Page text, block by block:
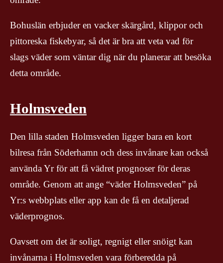
Bohuslän erbjuder en vacker skärgård, klippor och
pittoreska fiskebyar, så det är bra att veta vad för
slags väder som väntar dig när du planerar att besöka
detta område.
Holmsveden
Den lilla staden Holmsveden ligger bara en kort
bilresa från Söderhamn och dess invånare kan också
använda Yr för att få vädret prognoser för deras
område. Genom att ange “väder Holmsveden” på
Yr:s webbplats eller app kan de få en detaljerad
väderprognos.
Oavsett om det är soligt, regnigt eller snöigt kan
invånarna i Holmsveden vara förberedda på